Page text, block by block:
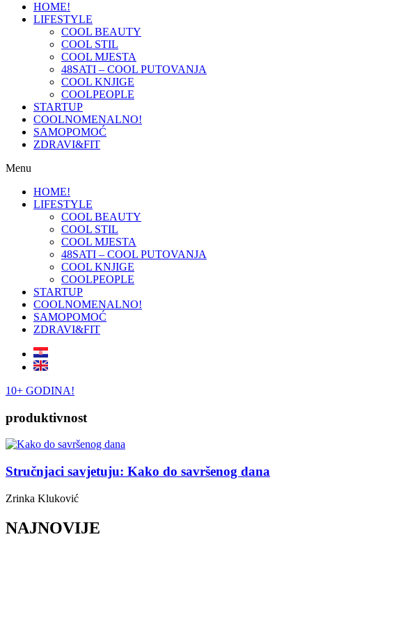
HOME!
LIFESTYLE
COOL BEAUTY
COOL STIL
COOL MJESTA
48SATI – COOL PUTOVANJA
COOL KNJIGE
COOLPEOPLE
STARTUP
COOLNOMENALNO!
SAMOPOMOĆ
ZDRAVI&FIT
Menu
HOME!
LIFESTYLE
COOL BEAUTY
COOL STIL
COOL MJESTA
48SATI – COOL PUTOVANJA
COOL KNJIGE
COOLPEOPLE
STARTUP
COOLNOMENALNO!
SAMOPOMOĆ
ZDRAVI&FIT
10+ GODINA!
produktivnost
Stručnjaci savjetuju: Kako do savršenog dana
Zrinka Kluković
NAJNOVIJE